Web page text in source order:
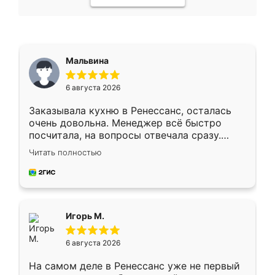
Мальвина
6 августа 2026
Заказывала кухню в Ренессанс, осталась
очень довольна. Менеджер всё быстро
посчитала, на вопросы отвечала сразу.
Замерщик приехал в субботу, подошёл к
делу со всей ответственностью. Собрали
за день, ребята работали аккуратно, даже
Читать полностью
Игорь М.
6 августа 2026
На самом деле в Ренессанс уже не первый